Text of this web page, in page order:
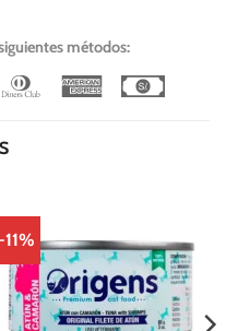
métodos:
Dinners
American
-11%